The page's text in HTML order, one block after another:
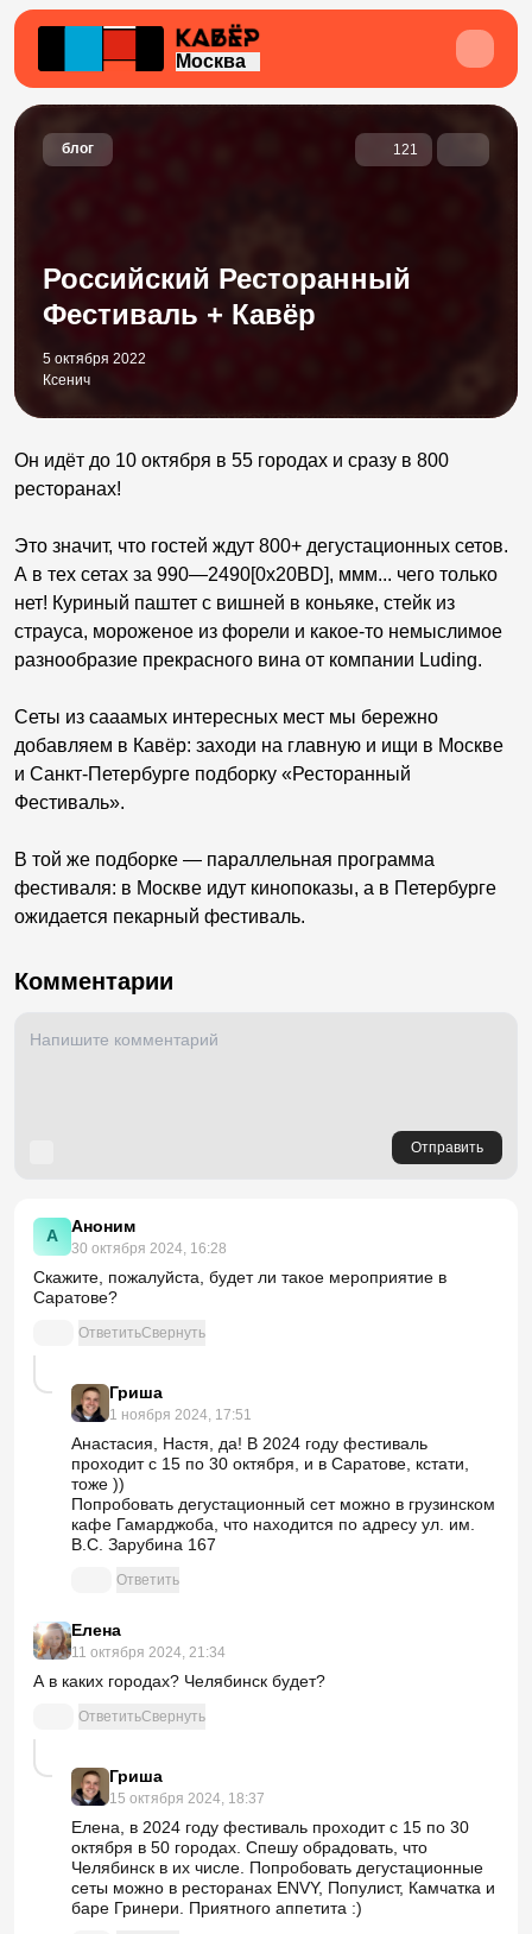
Москва
блог 121
Российский Ресторанный
Фестиваль + Кавёр
5 октября 2022
Ксенич
Он идёт до 10 октября в 55 городах и сразу в 800
ресторанах!
Это значит, что гостей ждут 800+ дегустационных сетов.
А в тех сетах за 990—2490[0x20BD], ммм... чего только
нет! Куриный паштет с вишней в коньяке, стейк из
страуса, мороженое из форели и какое-то немыслимое
разнообразие прекрасного вина от компании Luding.
Сеты из сааамых интересных мест мы бережно
добавляем в Кавёр: заходи на главную и ищи в Москве
и Санкт-Петербурге подборку «Ресторанный
Фестиваль».
В той же подборке — параллельная программа
фестиваля: в Москве идут кинопоказы, а в Петербурге
ожидается пекарный фестиваль.
Комментарии
Отправить
А Аноним
30 октября 2024, 16:28
Скажите, пожалуйста, будет ли такое мероприятие в
Саратове?
ОтветитьСвернуть
Гриша
1 ноября 2024, 17:51
Анастасия, Настя, да! В 2024 году фестиваль
проходит с 15 по 30 октября, и в Саратове, кстати,
тоже ))
Попробовать дегустационный сет можно в грузинском
кафе Гамарджоба, что находится по адресу ул. им.
В.С. Зарубина 167
Ответить
Елена
11 октября 2024, 21:34
А в каких городах? Челябинск будет?
ОтветитьСвернуть
Гриша
15 октября 2024, 18:37
Елена, в 2024 году фестиваль проходит с 15 по 30
октября в 50 городах. Спешу обрадовать, что
Челябинск в их числе. Попробовать дегустационные
сеты можно в ресторанах ENVY, Популист, Камчатка и
баре Гринери. Приятного аппетита :)